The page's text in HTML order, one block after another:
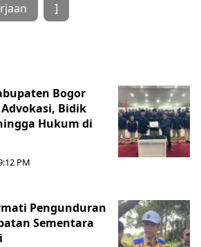
]
Bogor
Bidik
Hukum di
PM
Pengunduran
Sementara